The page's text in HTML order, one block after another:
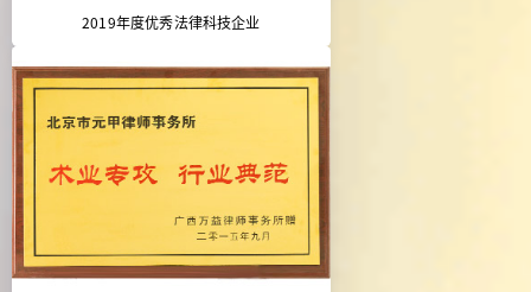
2019年度优秀法律科技企业